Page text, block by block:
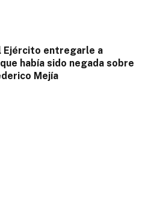
Ejército entregarle a
había sido negada sobre
Mejía